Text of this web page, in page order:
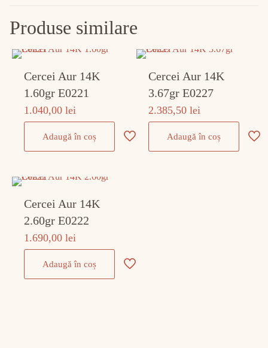
Produse similare
Cercei Aur 14K
1.60gr E0221
1.040,00lei
Adaugă în coș
Cercei Aur 14K
3.67gr E0227
2.385,50lei
Adaugă în coș
Cercei Aur 14K
2.60gr E0222
1.690,00lei
Adaugă în coș